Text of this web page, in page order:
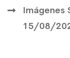
Imágenes
15/08/